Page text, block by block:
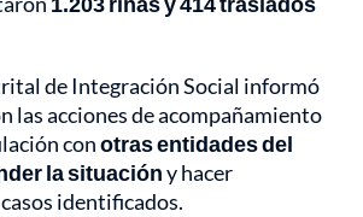
de Integración Social informó
las acciones de acompañamiento
conotras entidades del
la situacióny hacer
identificados.